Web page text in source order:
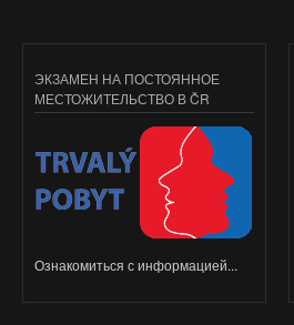
ЭКЗАМЕН НА ПОСТОЯННОЕ
МЕСТОЖИТЕЛЬСТВО В ČR
Ознакомиться с информацией...